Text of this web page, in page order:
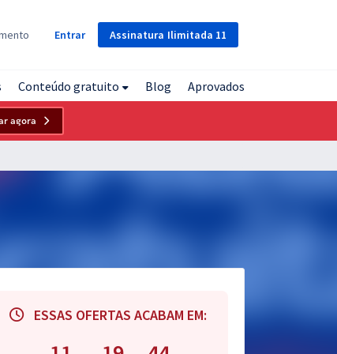
Assinatura Ilimitada 11
Entrar
Conteúdo gratuito Blog Aprovados
agora
ESSAS OFERTAS ACABAM EM: